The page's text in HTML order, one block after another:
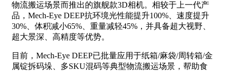
物流搬运场景而推出的旗舰款3D相机。相较于上一代产
品，Mech-Eye DEEP抗环境光性能提升100%、速度提升
30%、体积减小65%、重量减轻45%，并具备超大视野、
超大景深、高精度等优势。
目前，Mech-Eye DEEP已批量应用于纸箱/麻袋/周转箱/金
属锭拆码垛、多SKU混码等典型物流搬运场景，帮助食